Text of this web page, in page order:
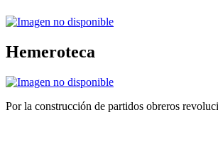
Hemeroteca
Por la construcción de partidos obreros